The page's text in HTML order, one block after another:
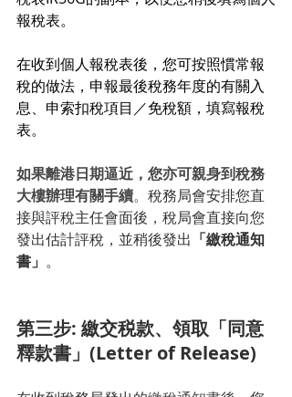
報稅表。
在收到個人報稅表後，您可按照慣常報
稅的做法，申報最後稅務年度的有關入
息、申索扣稅項目／免稅額，填寫報稅
表。
如果離港日期逼近，您亦可親身到稅務
大樓辦理有關手續。 稅務局會安排您直
接與評稅主任會面後，稅局會直接向您
發出估計評稅，並稍後發出 「繳稅通知
書」 。
第三步: 繳交税款、領取 「同意
釋款書」(Letter of Release)